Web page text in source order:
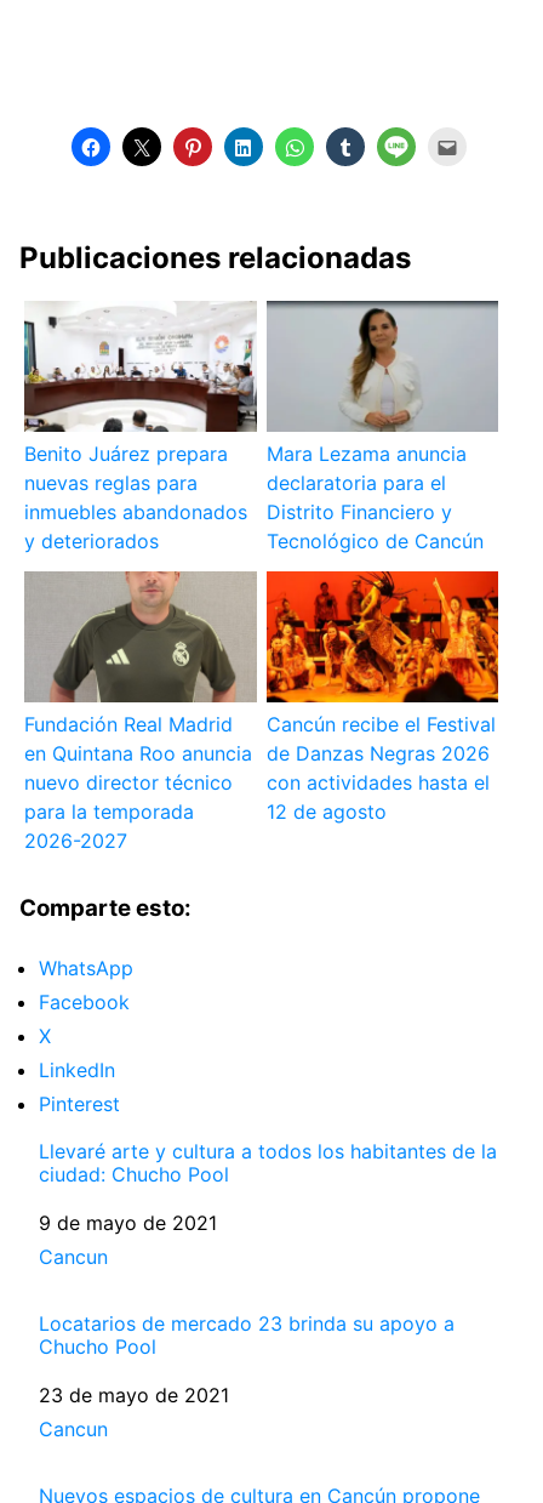
Publicaciones relacionadas
Benito Juárez prepara
nuevas reglas para
inmuebles abandonados
y deteriorados
Mara Lezama anuncia
declaratoria para el
Distrito Financiero y
Tecnológico de Cancún
Fundación Real Madrid
en Quintana Roo anuncia
nuevo director técnico
para la temporada
2026-2027
Cancún recibe el Festival
de Danzas Negras 2026
con actividades hasta el
12 de agosto
Comparte esto:
WhatsApp
Facebook
X
LinkedIn
Pinterest
Llevaré arte y cultura a todos los habitantes de la
ciudad: Chucho Pool
Fecha
9 de mayo de 2021
Respecto a
Cancun
Locatarios de mercado 23 brinda su apoyo a
Chucho Pool
Fecha
23 de mayo de 2021
Respecto a
Cancun
Nuevos espacios de cultura en Cancún propone